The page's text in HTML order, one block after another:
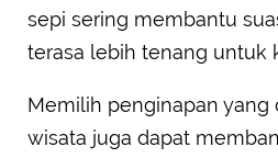
sepi sering membantu
terasa lebih tenang untuk
Memilih penginapan yang
wisata juga dapat